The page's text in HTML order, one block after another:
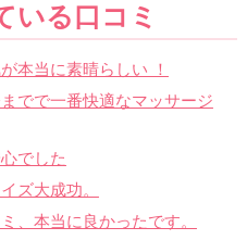
いる口コミ
本当に素晴らしい ！
でで一番快適なマッサージ
でした
ズ大成功。
、本当に良かったです。